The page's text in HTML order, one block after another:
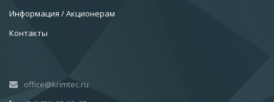
Информация / Акционерам
Контакты
office@krimtec.ru